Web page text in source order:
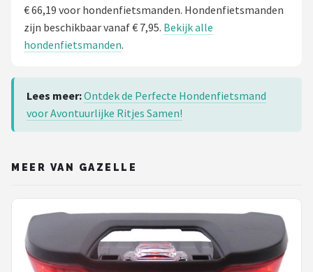
€ 66,19 voor hondenfietsmanden. Hondenfietsmanden
zijn beschikbaar vanaf € 7,95. Bekijk alle
hondenfietsmanden.
Lees meer:Ontdek de Perfecte Hondenfietsmand
voor Avontuurlijke Ritjes Samen!
MEER VAN GAZELLE